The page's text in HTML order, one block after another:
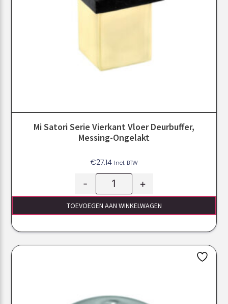
Mi Satori Serie Vierkant Vloer Deurbuffer,
Messing-Ongelakt
€27.14 Incl. BTW
- +
TOEVOEGEN AAN WINKELWAGEN